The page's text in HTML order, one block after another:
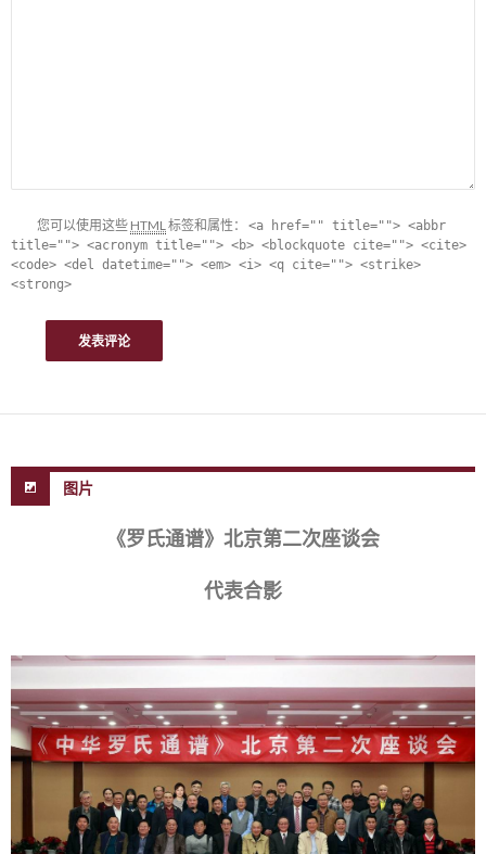
您可以使用这些 HTML标签和属性： <a href="" title=""> <abbr
title=""> <acronym title=""> <b> <blockquote cite=""> <cite>
<code> <del datetime=""> <em> <i> <q cite=""> <strike>
<strong>
图片
《罗氏通谱》北京第二次座谈会
代表合影